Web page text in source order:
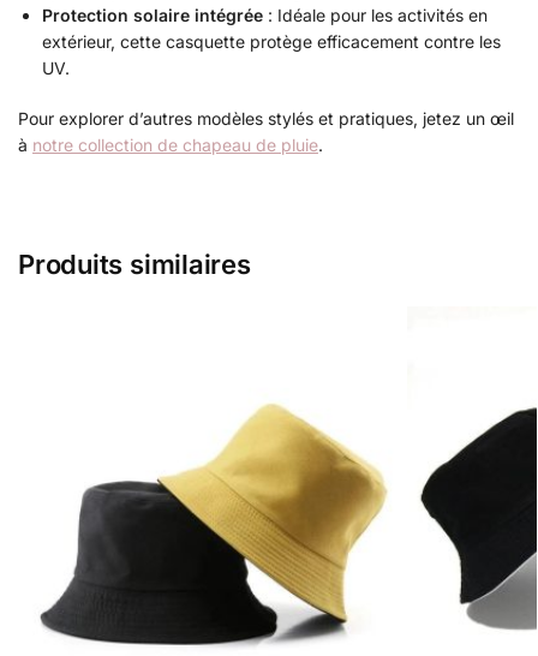
Protection solaire intégrée : Idéale pour les activités en
extérieur, cette casquette protège efficacement contre les
UV.
Pour explorer d’autres modèles stylés et pratiques, jetez un œil
à notre collection de chapeau de pluie.
Produits similaires